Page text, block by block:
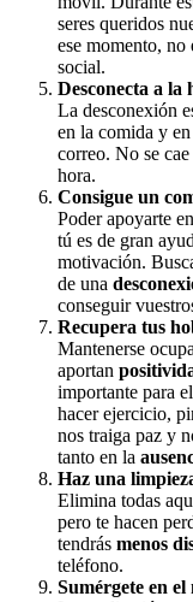
seres queridos
ese momento, no
social.
Desconecta a la
La desconexión
en la comida y en
correo. No se
hora.
Consigue un
Poder apoyarte
tú es de gran
motivación.
de una
conseguir
Recupera tus
Mantenerse
aportan
importante para
hacer ejercicio,
nos traiga paz y
tanto en la
Haz una
Elimina todas
pero te hacen
tendrás menos
teléfono.
Sumérgete en